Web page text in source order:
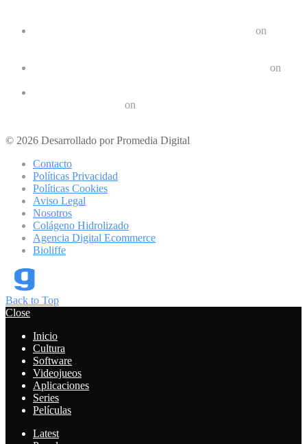
on
on
on
© 2026 Desarrollado por Promedia Digital
Contacto
Políticas Privacidad
Políticas Cookies
Aviso Legal
Nosotros
Colágeno Hidrolizado
Agencia Digital Ecommerce
Bioliffe
Back to Top
Close
Inicio
Cultura
Software
Videojueos
Aplicaciones
Series
Películas
Latest